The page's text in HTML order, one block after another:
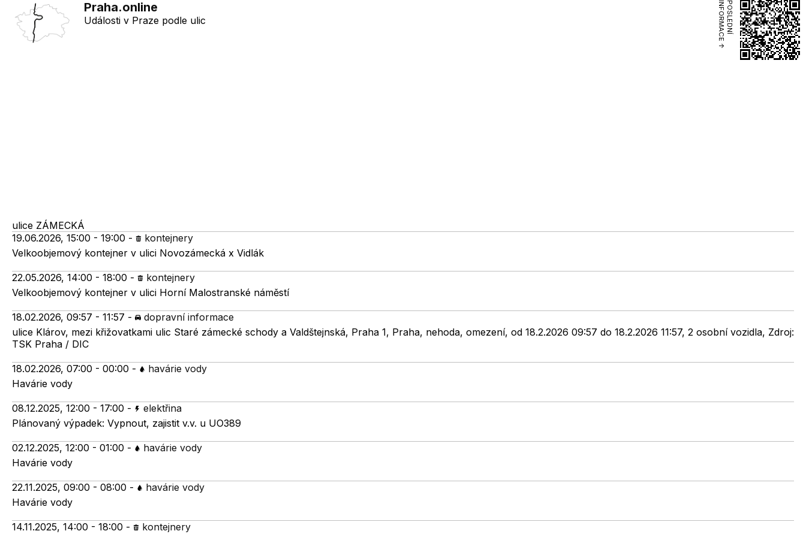
Praha.online
Události v Praze podle ulic
ulice ZÁMECKÁ
POSLEDNÍ
INFORMACE ↑
19.06.2026, 15:00 - 19:00 -
kontejnery
Velkoobjemový kontejner v ulici Novozámecká x Vidlák
22.05.2026, 14:00 - 18:00 -
kontejnery
Velkoobjemový kontejner v ulici Horní Malostranské náměstí
18.02.2026, 09:57 - 11:57 -
dopravní informace
ulice Klárov, mezi křižovatkami ulic Staré zámecké schody a Valdštejnská, Praha 1, Praha, nehoda, omezení, od 18.2.2026 09:57 do 18.2.2026 11:57, 2 osobní vozidla, Zdroj:
TSK Praha / DIC
18.02.2026, 07:00 - 00:00 -
havárie vody
Havárie vody
08.12.2025, 12:00 - 17:00 -
elektřina
Plánovaný výpadek: Vypnout, zajistit v.v. u UO389
02.12.2025, 12:00 - 01:00 -
havárie vody
Havárie vody
22.11.2025, 09:00 - 08:00 -
havárie vody
Havárie vody
14.11.2025, 14:00 - 18:00 -
kontejnery